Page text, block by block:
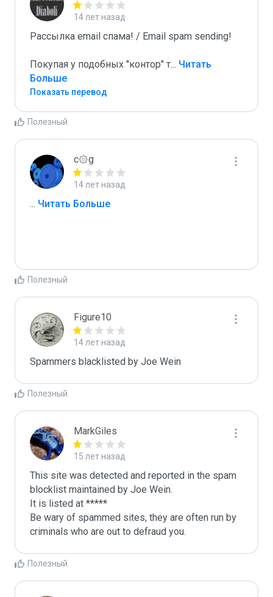
14 лет назад
Рассылка email спама! / Email spam sending!
Покупая у подобных "контор" т... Читать
Больше
Показать перевод
Полезный
c۞g
14 лет назад
... Читать Больше
Полезный
Figure10
14 лет назад
Spammers blacklisted by Joe Wein
Полезный
MarkGiles
15 лет назад
This site was detected and reported in the spam
blocklist maintained by Joe Wein.
It is listed at *****
Be wary of spammed sites, they are often run by
criminals who are out to defraud you.
Полезный